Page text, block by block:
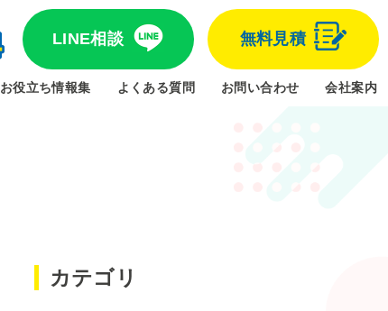
LINE相談 無料見積
お役立ち情報集 よくある質問 お問い合わせ 会社案内
カテゴリ